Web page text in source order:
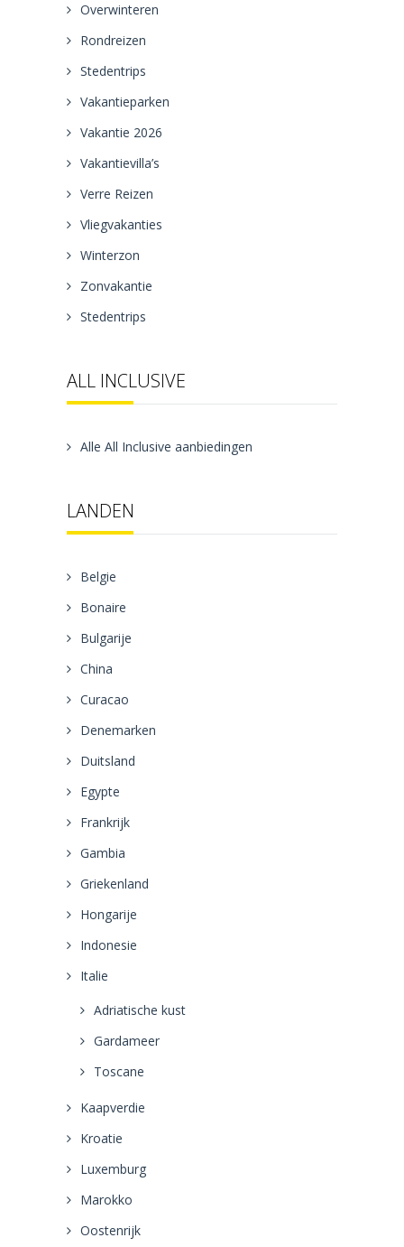
Overwinteren
Rondreizen
Stedentrips
Vakantieparken
Vakantie 2026
Vakantievilla’s
Verre Reizen
Vliegvakanties
Winterzon
Zonvakantie
Stedentrips
ALL INCLUSIVE
Alle All Inclusive aanbiedingen
LANDEN
Belgie
Bonaire
Bulgarije
China
Curacao
Denemarken
Duitsland
Egypte
Frankrijk
Gambia
Griekenland
Hongarije
Indonesie
Italie
Adriatische kust
Gardameer
Toscane
Kaapverdie
Kroatie
Luxemburg
Marokko
Oostenrijk